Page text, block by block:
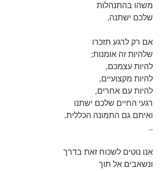
משהו בהתנהלות
שלכם ישתנה.
אם רק לרגע תזכרו
שלהיות זה אומנות;
להיות עצמכם,
להיות מקצועיים,
להיות עם אחרים,
רגעי החיים שלכם ישתנו
ואיתם גם התמונה הכללית.
..
אנו נוטים לשכוח זאת בדרך
ונשאבים אל תוך